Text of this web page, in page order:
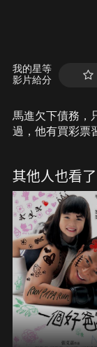
我的星等
影片給分
馬進欠下債務，
過，他有買彩票
子終於到來之際
切，甦醒過來的
外界的聯繫…
其他人也看了